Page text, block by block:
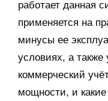
работает данная
применяется на
минусы ее
условиях, а также
коммерческий
мощности, и